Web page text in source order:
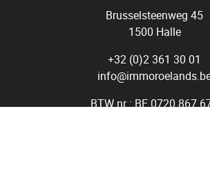
Brusselsteenweg 45
1500 Halle
+32 (0)2 361 30 01
BTW nr : BE 0720 867